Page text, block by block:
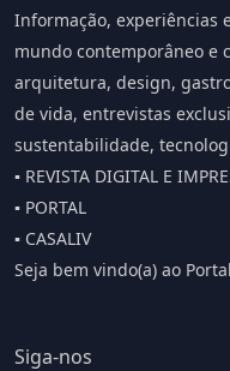
Informação, experiências
mundo contemporâneo e
arquitetura, design,
de vida, entrevistas
sustentabilidade,
▪️ REVISTA DIGITAL E
▪️ PORTAL
▪️ CASALIV
Seja bem vindo(a) ao
Siga-nos